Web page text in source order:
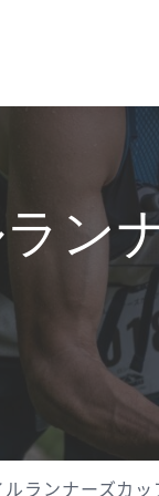
ラン
ルランナーズカ